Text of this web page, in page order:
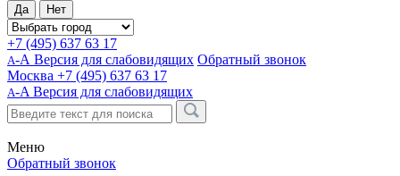
Да Нет
+7 (495) 637 63 17
А-А Версия для слабовидящих Обратный звонок
Москва +7 (495) 637 63 17
A-A Версия для слабовидящих
Меню
Обратный звонок